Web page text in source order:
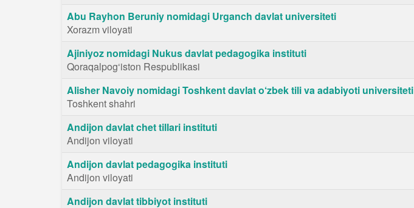
Abu Rayhon Beruniy nomidagi Urganch davlat universiteti
Xorazm viloyati
Ajiniyoz nomidagi Nukus davlat pedagogika instituti
Qoraqalpog‘iston Respublikasi
Alisher Navoiy nomidagi Toshkent davlat o‘zbek tili va adabiyoti universiteti
Toshkent shahri
Andijon davlat chet tillari instituti
Andijon viloyati
Andijon davlat pedagogika instituti
Andijon viloyati
Andijon davlat tibbiyot instituti